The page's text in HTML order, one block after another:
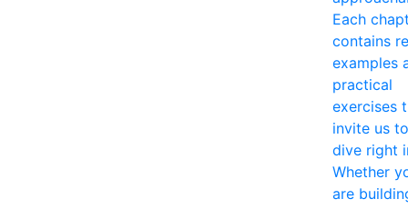
Each
contains
examples
practical
exercises
invite us to
dive right
Whether
are